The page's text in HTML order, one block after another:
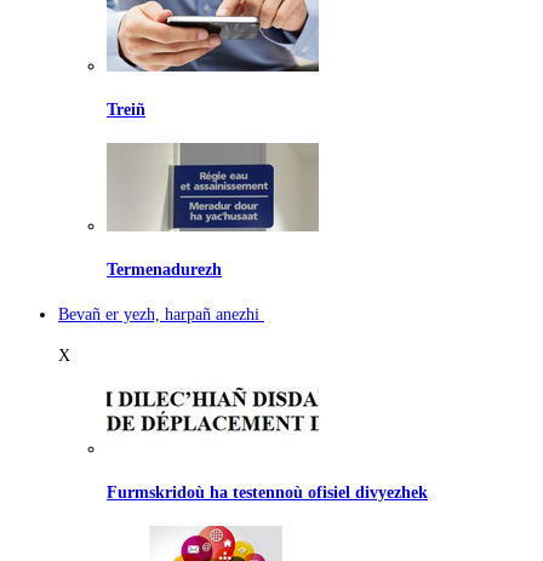
Treiñ
Termenadurezh
Bevañ er yezh, harpañ anezhi
X
Furmskridoù ha testennoù ofisiel divyezhek